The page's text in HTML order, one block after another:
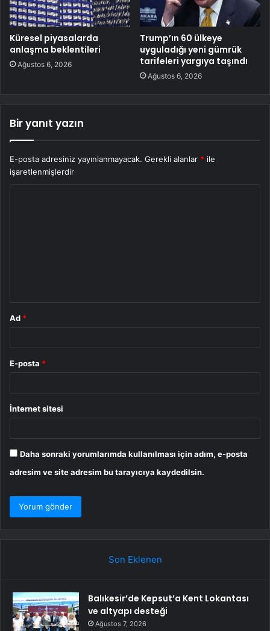
Küresel piyasalarda
anlaşma beklentileri
Ağustos 6, 2026
Trump’ın 60 ülkeye
uyguladığı yeni gümrük
tarifeleri yargıya taşındı
Ağustos 6, 2026
Bir yanıt yazın
E-posta adresiniz yayınlanmayacak. Gerekli alanlar * ile
işaretlenmişlerdir
Ad *
E-posta *
İnternet sitesi
Daha sonraki yorumlarımda kullanılması için adım, e-posta
adresim ve site adresim bu tarayıcıya kaydedilsin.
Son Eklenen
Balıkesir’de Kepsut’a Kent Lokantası
ve altyapı desteği
Ağustos 7, 2026